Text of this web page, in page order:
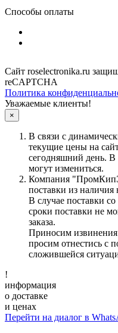
Способы оплаты
Сайт roselectronika.ru
reCAPTCHA
Политика
Уважаемые клиенты!
×
В связи с
текущие цены на
сегодняшний день. В
могут измениться.
Компания
поставки из наличия
В случае поставки
сроки поставки не
заказа.
Приносим извинения
просим отнестись с
сложившейся
!
информация
о доставке
и ценах
Перейти на диалог в